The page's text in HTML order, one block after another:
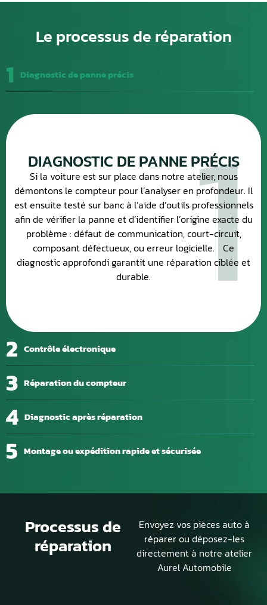
Le processus de réparation
1 Diagnostic de panne précis
2 Contrôle électronique
3 Réparation du compteur
4 Diagnostic après réparation
5 Montage ou expédition rapide et sécurisée
1
DIAGNOSTIC DE PANNE PRÉCIS
Si la voiture est sur place dans notre atelier, nous
démontons le compteur pour l’analyser en profondeur. Il
est ensuite testé sur banc à l’aide d’outils professionnels
afin de vérifier la panne et d’identifier l’origine exacte du
problème : défaut de communication, court-circuit,
composant défectueux, ou erreur logicielle. Ce
diagnostic approfondi garantit une réparation ciblée et
durable.
Processus de
réparation
Envoyez vos pièces auto à
réparer ou déposez-les
directement à notre atelier
Aurel Automobile